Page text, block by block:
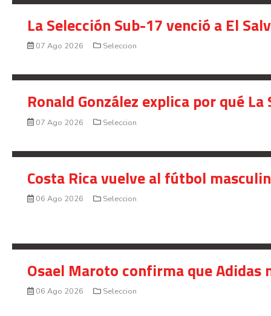
La Selección Sub-17 venció a El
07 Ago 2026 Seleccion
Ronald González explica por qué
07 Ago 2026 Seleccion
Costa Rica vuelve al fútbol
06 Ago 2026 Seleccion
Osael Maroto confirma que Adidas
06 Ago 2026 Seleccion